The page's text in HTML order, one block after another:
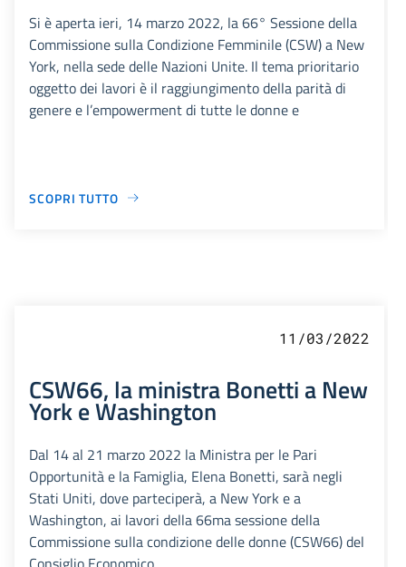
Si è aperta ieri, 14 marzo 2022, la 66° Sessione della
Commissione sulla Condizione Femminile (CSW) a New
York, nella sede delle Nazioni Unite. Il tema prioritario
oggetto dei lavori è il raggiungimento della parità di
genere e l’empowerment di tutte le donne e
SCOPRI TUTTO
11/03/2022
CSW66, la ministra Bonetti a New
York e Washington
Dal 14 al 21 marzo 2022 la Ministra per le Pari
Opportunità e la Famiglia, Elena Bonetti, sarà negli
Stati Uniti, dove parteciperà, a New York e a
Washington, ai lavori della 66ma sessione della
Commissione sulla condizione delle donne (CSW66) del